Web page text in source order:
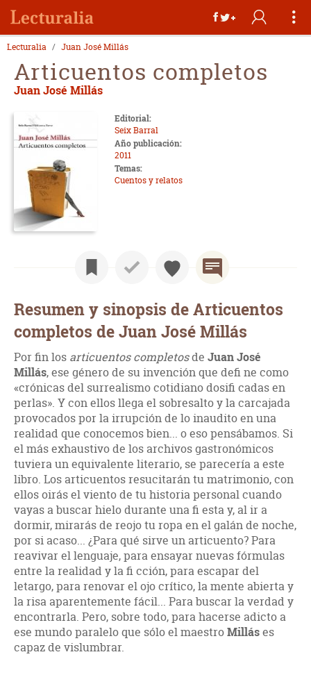
Lecturalia Juan José Millás
Articuentos completos
Juan José Millás
Editorial:
Seix Barral
Año publicación:
2011
Temas:
Cuentos y relatos
Resumen y sinopsis de Articuentos
completos de Juan José Millás
Por fin los articuentos completosde Juan José
Millás, ese género de su invención que defi ne como
«crónicas del surrealismo cotidiano dosifi cadas en
perlas». Y con ellos llega el sobresalto y la carcajada
provocados por la irrupción de lo inaudito en una
realidad que conocemos bien... o eso pensábamos. Si
el más exhaustivo de los archivos gastronómicos
tuviera un equivalente literario, se parecería a este
libro. Los articuentos resucitarán tu matrimonio, con
ellos oirás el viento de tu historia personal cuando
vayas a buscar hielo durante una fi esta y, al ir a
dormir, mirarás de reojo tu ropa en el galán de noche,
por si acaso... ¿Para qué sirve un articuento? Para
reavivar el lenguaje, para ensayar nuevas fórmulas
entre la realidad y la fi cción, para escapar del
letargo, para renovar el ojo crítico, la mente abierta y
la risa aparentemente fácil... Para buscar la verdad y
encontrarla. Pero, sobre todo, para hacerse adicto a
ese mundo paralelo que sólo el maestroMilláses
capaz de vislumbrar.